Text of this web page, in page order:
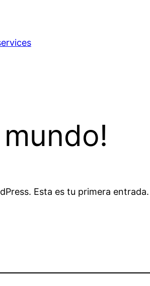
mundo!
Esta es tu primera